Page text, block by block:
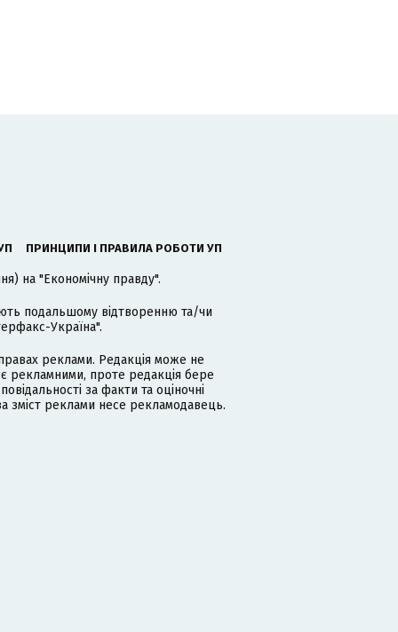
ПРИНЦИПИ І ПРАВИЛА РОБОТИ УП
на "Економічну правду".
подальшому відтворенню та/чи
Україна".
реклами. Редакція може не
рекламними, проте редакція бере
за факти та оціночні
зміст реклами несе рекламодавець.